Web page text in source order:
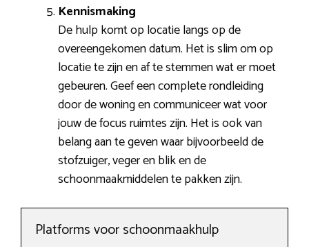
Kennismaking
De hulp komt op locatie langs op de
overeengekomen datum. Het is slim om op
locatie te zijn en af te stemmen wat er moet
gebeuren. Geef een complete rondleiding
door de woning en communiceer wat voor
jouw de focus ruimtes zijn. Het is ook van
belang aan te geven waar bijvoorbeeld de
stofzuiger, veger en blik en de
schoonmaakmiddelen te pakken zijn.
Platforms voor schoonmaakhulp